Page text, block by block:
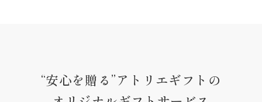
“安心を贈る”アトリエギフトの